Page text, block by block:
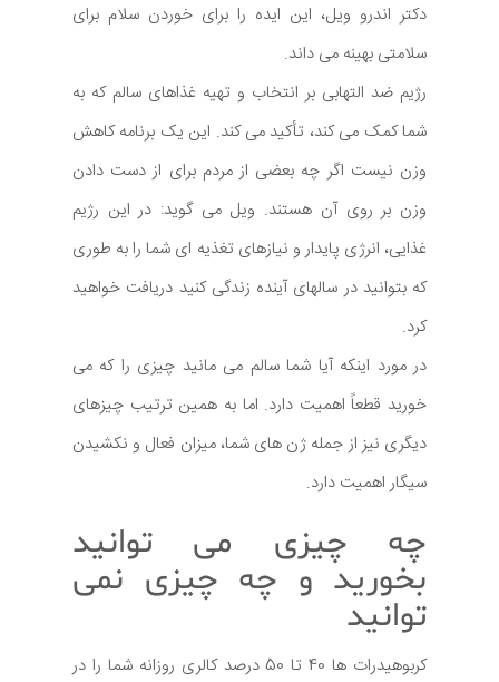
دکتر اندرو ویل، این ایده را برای خوردن سلام برای
سلامتی بهینه می داند.
رژیم ضد التهابی بر انتخاب و تهیه غذاهای سالم که به
شما کمک می کند، تأکید می کند. این یک برنامه کاهش
وزن نیست اگر چه بعضی از مردم برای از دست دادن
وزن بر روی آن هستند. ویل می گوید: در این رژیم
غذایی، انرژی پایدار و نیازهای تغذیه ای شما را به طوری
که بتوانید در سالهای آینده زندگی کنید دریافت خواهید
کرد.
در مورد اینکه آیا شما سالم می مانید چیزی را که می
خورید قطعاً اهمیت دارد. اما به همین ترتیب چیزهای
دیگری نیز از جمله ژن های شما، میزان فعال و نکشیدن
سیگار اهمیت دارد.
چه چیزی می توانید
بخورید و چه چیزی نمی
توانید
کربوهیدرات ها 40 تا 50 درصد کالری روزانه شما را در